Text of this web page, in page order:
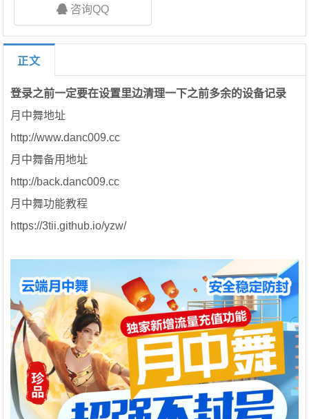
咨询QQ
正文
登录之前一定要在设置里边清理一下之前多余的设备记录
月中舞地址
http://www.danc009.cc
月中舞备用地址
http://back.danc009.cc
月中舞功能教程
https://3tii.github.io/yzw/